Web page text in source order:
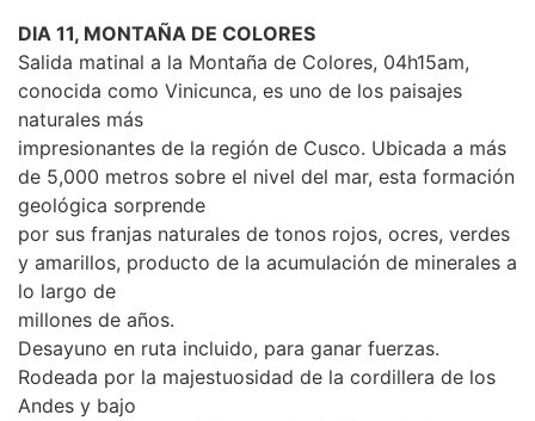
DIA 11, MONTAÑA DE COLORES
Salida matinal a la Montaña de Colores, 04h15am,
conocida como Vinicunca, es uno de los paisajes
naturales más
impresionantes de la región de Cusco. Ubicada a más
de 5,000 metros sobre el nivel del mar, esta formación
geológica sorprende
por sus franjas naturales de tonos rojos, ocres, verdes
y amarillos, producto de la acumulación de minerales a
lo largo de
millones de años.
Desayuno en ruta incluido, para ganar fuerzas.
Rodeada por la majestuosidad de la cordillera de los
Andes y bajo